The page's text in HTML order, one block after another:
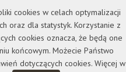
Wydawnictwo
cookies w celach optymalizacji
oraz dla statystyk. Korzystanie z
cookies oznacza, że będą one
końcowym. Możecie Państwo
dotyczących cookies. Więcej w